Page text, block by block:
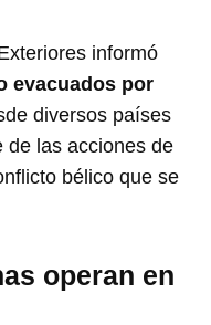
informó
evacuados por
diversos países
de las acciones de
bélico que se
operan en